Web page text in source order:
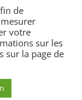
de
votre
sur les
sur la page de